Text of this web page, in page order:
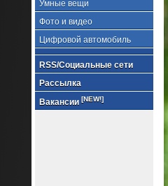
Умные вещи
Фото и видео
Цифровой автомобиль
RSS/Социальные сети
Рассылка
Вакансии [NEW!]